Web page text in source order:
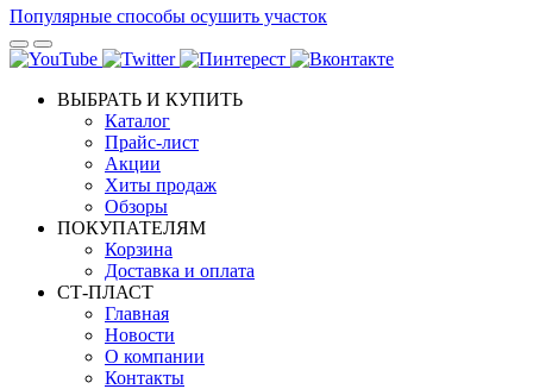
Популярные способы осушить участок
ВЫБРАТЬ И КУПИТЬ
Каталог
Прайс-лист
Акции
Хиты продаж
Обзоры
ПОКУПАТЕЛЯМ
Корзина
Доставка и оплата
СТ-ПЛАСТ
Главная
Новости
О компании
Контакты